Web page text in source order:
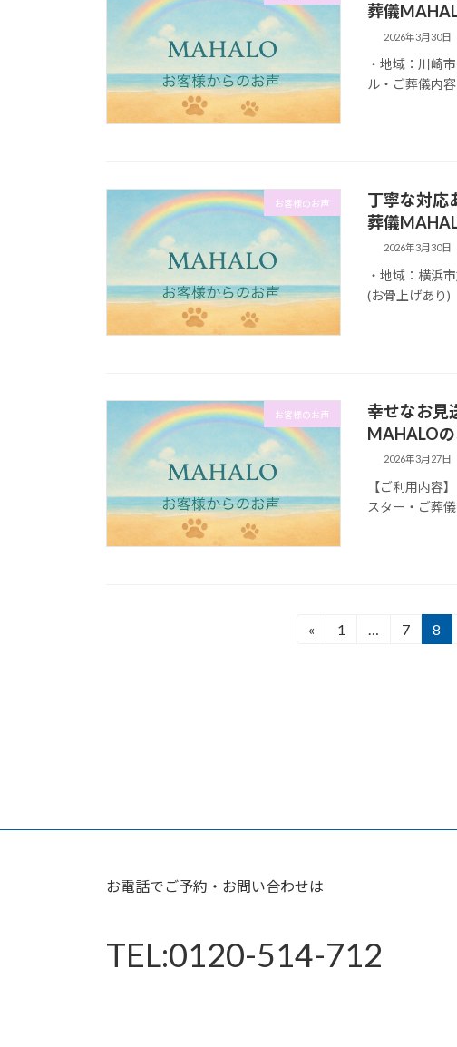
葬儀
2026年3月30日
・地域：川崎
ル・ご葬儀内
お客様のお声
丁寧な対応
葬儀
2026年3月30日
・地域：横浜
(お骨上げあり)
お客様のお声
幸せなお見
MAHALO
2026年3月27日
【ご利用内容
スター・ご葬
り
«
固
1 …
固
7
固
8
お電話でご予約・お問い合わせは
TEL:0120-514-712